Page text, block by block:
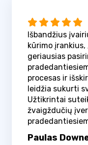
Išbandžius
kūrimo įrankius,
geriausias
procesas ir
leidžia sukurti
Užtikrintai
žvaigždučių
Paulas